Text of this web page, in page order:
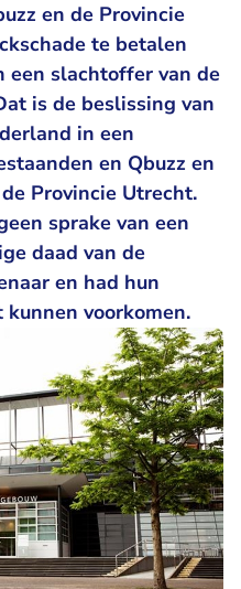
en de Provincie
te betalen
een slachtoffer van de
is de beslissing van
in een
en Qbuzz en
Provincie Utrecht.
sprake van een
daad van de
en had hun
voorkomen.